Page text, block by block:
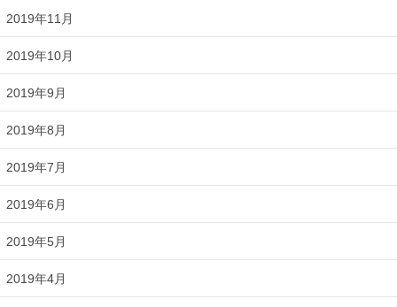
2019年11月
2019年10月
2019年9月
2019年8月
2019年7月
2019年6月
2019年5月
2019年4月